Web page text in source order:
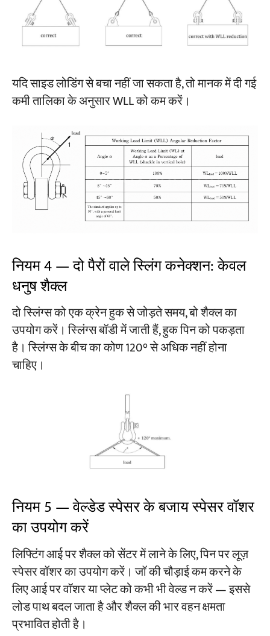
यदि साइड लोडिंग से बचा नहीं जा सकता है, तो मानक में दी गई
कमी तालिका के अनुसार WLL को कम करें।
नियम 4 — दो पैरों वाले स्लिंग कनेक्शन: केवल
धनुष शैक्ल
दो स्लिंग्स को एक क्रेन हुक से जोड़ते समय, बो शैक्ल का
उपयोग करें। स्लिंग्स बॉडी में जाती हैं, हुक पिन को पकड़ता
है। स्लिंग्स के बीच का कोण 120° से अधिक नहीं होना
चाहिए।
नियम 5 — वेल्डेड स्पेसर के बजाय स्पेसर वॉशर
का उपयोग करें
लिफ्टिंग आई पर शैक्ल को सेंटर में लाने के लिए, पिन पर लूज़
स्पेसर वॉशर का उपयोग करें। जॉ की चौड़ाई कम करने के
लिए आई पर वॉशर या प्लेट को कभी भी वेल्ड न करें — इससे
लोड पाथ बदल जाता है और शैक्ल की भार वहन क्षमता
प्रभावित होती है।